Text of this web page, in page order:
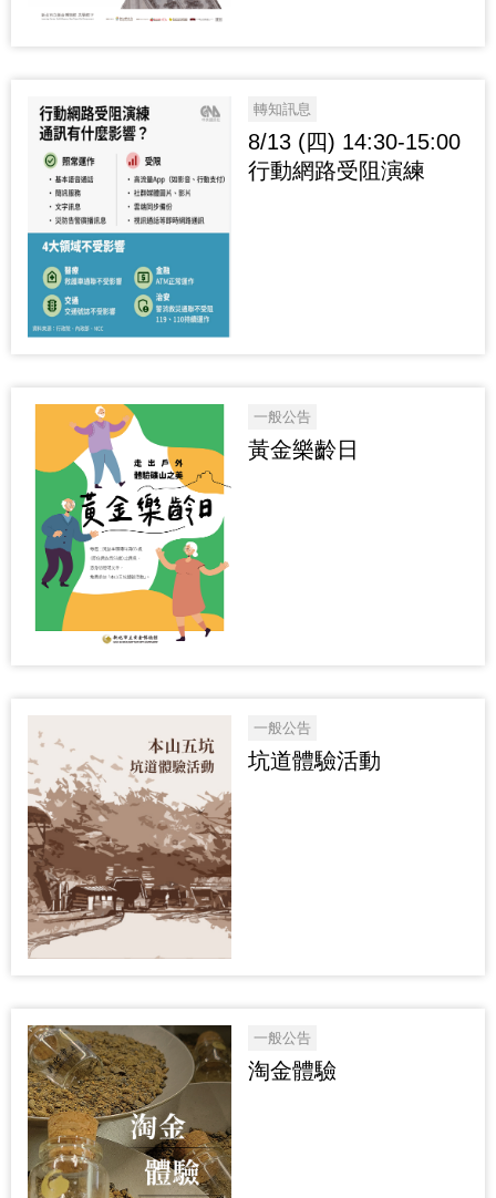
轉知訊息
8/13 (四) 14:30-15:00
行動網路受阻演練
一般公告
黃金樂齡日
一般公告
坑道體驗活動
一般公告
淘金體驗